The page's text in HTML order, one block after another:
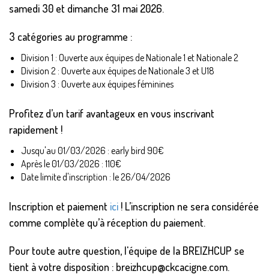
samedi 30 et dimanche 31 mai 2026.
3 catégories au programme :
Division 1 : Ouverte aux équipes de Nationale 1 et Nationale 2
Division 2 : Ouverte aux équipes de Nationale 3 et U18
Division 3 : Ouverte aux équipes féminines
Profitez d’un tarif avantageux en vous inscrivant
rapidement !
Jusqu'au 01/03/2026 : early bird 90€
Après le 01/03/2026 : 110€
Date limite d'inscription : le 26/04/2026
Inscription et paiement ici ! L’inscription ne sera considérée
comme complète qu’à réception du paiement.
Pour toute autre question, l'équipe de la BREIZHCUP se
tient à votre disposition : breizhcup@ckcacigne.com.